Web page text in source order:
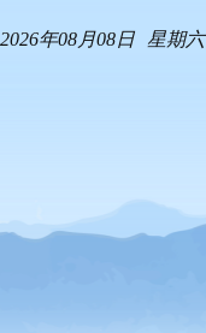
2026年08月08日 星期六